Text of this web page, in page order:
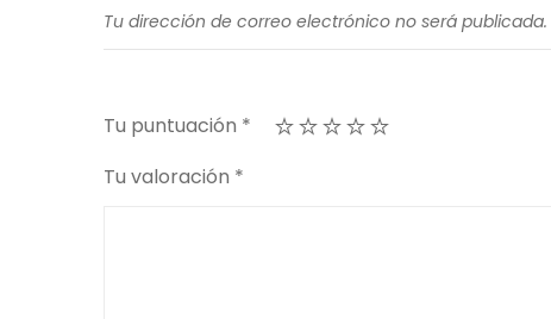
Tu dirección de correo electrónico no será publicada.
Tu puntuación *
Tu valoración *